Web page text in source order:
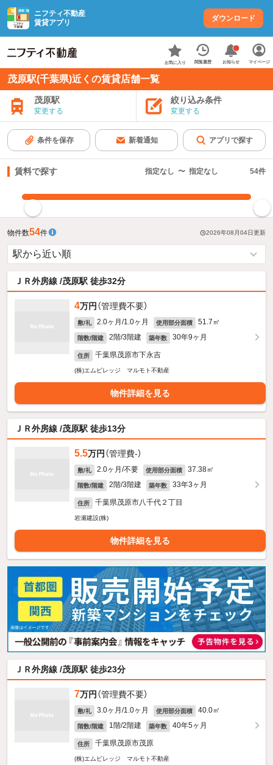
ニフティ不動産
賃貸アプリ
ダウンロード
お気に入り 閲覧履歴 お知らせ マイページ
茂原駅(千葉県)近くの賃貸店舗一覧
茂原駅
変更する
絞り込み条件
変更する
条件を保存 新着通知 アプリで探す
賃料で探す 指定なし 〜 指定なし 54件
物件数54件 2026年08月04日更新
ＪＲ外房線 /茂原駅 徒歩32分
4万円 （管理費不要）
敷/礼 2.0ヶ月/1.0ヶ月 使用部分面積 51.7㎡
階数/階建 2階/3階建 築年数 30年9ヶ月
住所 千葉県茂原市下永吉
(株)エムビレッジ マルモト不動産
物件詳細を見る
ＪＲ外房線 /茂原駅 徒歩13分
5.5万円 （管理費-）
敷/礼 2.0ヶ月/不要 使用部分面積 37.38㎡
階数/階建 2階/3階建 築年数 33年3ヶ月
住所 千葉県茂原市八千代２丁目
岩瀬建設(株)
物件詳細を見る
ＪＲ外房線 /茂原駅 徒歩23分
7万円 （管理費不要）
敷/礼 3.0ヶ月/1.0ヶ月 使用部分面積 40.0㎡
階数/階建 1階/2階建 築年数 40年5ヶ月
住所 千葉県茂原市茂原
(株)エムビレッジ マルモト不動産